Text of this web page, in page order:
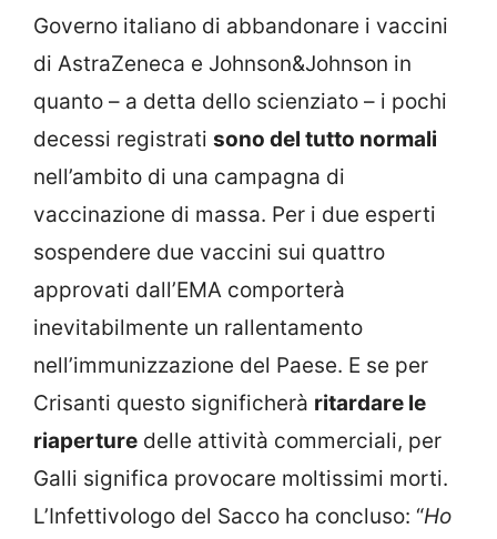
Governo italiano di abbandonare i vaccini
di AstraZeneca e Johnson&Johnson in
quanto – a detta dello scienziato – i pochi
decessi registrati sono del tutto normali
nell’ambito di una campagna di
vaccinazione di massa. Per i due esperti
sospendere due vaccini sui quattro
approvati dall’EMA comporterà
inevitabilmente un rallentamento
nell’immunizzazione del Paese. E se per
Crisanti questo significherà ritardare le
riaperture delle attività commerciali, per
Galli significa provocare moltissimi morti.
L’Infettivologo del Sacco ha concluso: “Ho